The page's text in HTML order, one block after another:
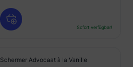
Sofort verfügbar!
Schermer Advocaat à la Vanille